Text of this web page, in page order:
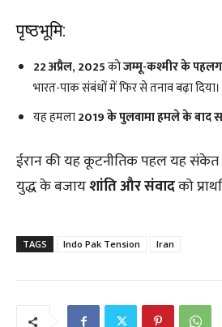
पृष्ठभूमि:
22 अप्रैल, 2025कोजम्मू-कश्मीर के
भारत-पाक संबंधों में फिर से तनाव बढ़ा दिया।
यह हमला2019 के पुलवामा हमले के बाद
ईरान की यह कूटनीतिक पहल यह संकेत
युद्ध के बजायशांति और संवादको
TAGS Indo Pak Tension Iran